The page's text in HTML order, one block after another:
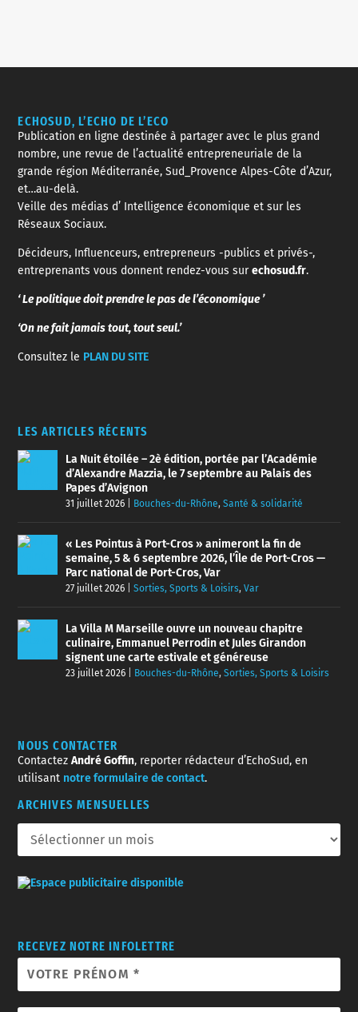
ECHOSUD, L’ECHO DE L’ECO
Publication en ligne destinée à partager avec le plus grand
nombre, une revue de l’actualité entrepreneuriale de la
grande région Méditerranée, Sud_Provence Alpes-Côte d’Azur,
et…au-delà.
Veille des médias d’ Intelligence économique et sur les
Réseaux Sociaux.
Décideurs, Influenceurs, entrepreneurs -publics et privés-,
entreprenants vous donnent rendez-vous surechosud.fr.
‘ Le politique doit prendre le pas de l’économique ’
‘On ne fait jamais tout, tout seul.’
Consultez le PLAN DU SITE
LES ARTICLES RÉCENTS
La Nuit étoilée – 2è édition, portée par l’Académie
d’Alexandre Mazzia, le 7 septembre au Palais des
Papes d’Avignon
31 juillet 2026 Bouches-du-Rhône,Santé & solidarité
« Les Pointus à Port-Cros » animeront la fin de
semaine, 5 & 6 septembre 2026, l’Île de Port-Cros —
Parc national de Port-Cros, Var
27 juillet 2026 |Sorties, Sports & Loisirs,Var
La Villa M Marseille ouvre un nouveau chapitre
culinaire, Emmanuel Perrodin et Jules Girandon
signent une carte estivale et généreuse
23 juillet 2026 Bouches-du-Rhône,Sorties, Sports & Loisirs
NOUS CONTACTER
ContactezAndré Goffin, reporter rédacteur d’EchoSud, en
utilisant notre formulaire de contact.
ARCHIVES MENSUELLES
RECEVEZ NOTRE INFOLETTRE